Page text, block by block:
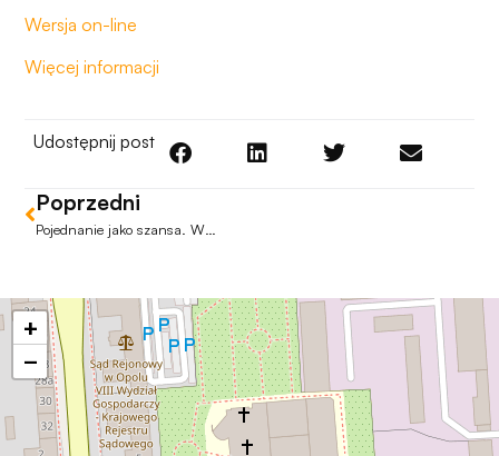
Wersja on-line
Więcej informacji
Udostępnij post
Poprzedni
+
−
przejścia na nią.
Marketing
Udostępniając
swoje
zainteresowania i
zachowania